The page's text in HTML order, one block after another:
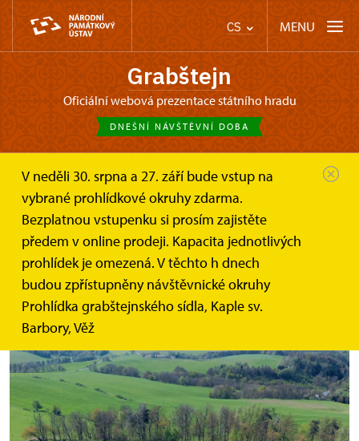
CS MENU
Grabštejn
oficiální webová prezentace státního hradu
DNEŠNÍ NÁVŠTĚVNÍ DOBA
V neděli 30. srpna a 27. září bude vstup na
vybrané prohlídkové okruhy zdarma.
Bezplatnou vstupenku si prosím zajistěte
předem v online prodeji. Kapacita jednotlivých
prohlídek je omezená. V těchto h dnech
budou zpřístupněny návštěvnické okruhy
Prohlídka grabštejnského sídla, Kaple sv.
Barbory, Věž
Grabštejn Tipy na výlet Archeoskanzen Curia Vítkov
Archeoskanzen Curia Vítkov